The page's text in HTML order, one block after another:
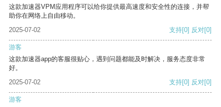
这款加速器VPM应用程序可以给你提供最高速度和安全性的连接，并帮
助你在网络上自由移动。
2025-07-02
支持[0] 反对[0]
游客
这款加速器app的客服很贴心，遇到问题都能及时解决，服务态度非常
好。
2025-07-02
支持[0] 反对[0]
游客